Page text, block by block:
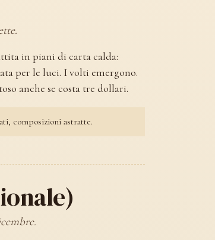
in piani di carta calda:
per le luci. I volti emergono.
anche se costa tre dollari.
composizioni astratte.